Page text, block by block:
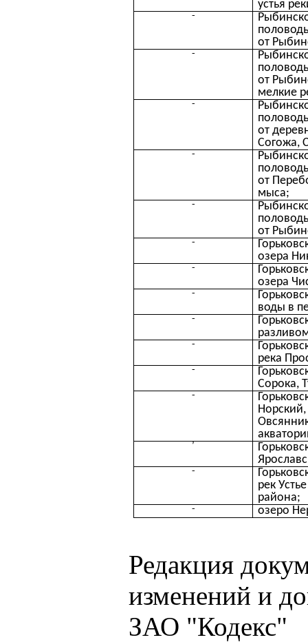
устья
-
от
-
от
мелкие
-
от
Согожа,
-
от
мыса;
-
от
-
озера
-
озера
-
воды в
-
-
река
-
Сорока,
-
’
-
рек
района;
- озеро
Редакция
изменений и
ЗАО "Кодекс"